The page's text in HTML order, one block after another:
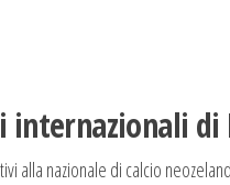
internazionali di
alla nazionale di calcio